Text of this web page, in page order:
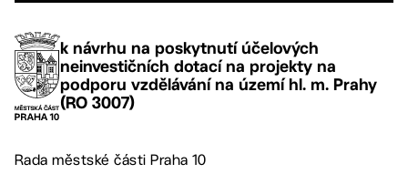
k návrhu na poskytnutí účelových
neinvestičních dotací na projekty na
podporu vzdělávání na území hl. m. Prahy
(RO 3007)
Rada městské části Praha 10